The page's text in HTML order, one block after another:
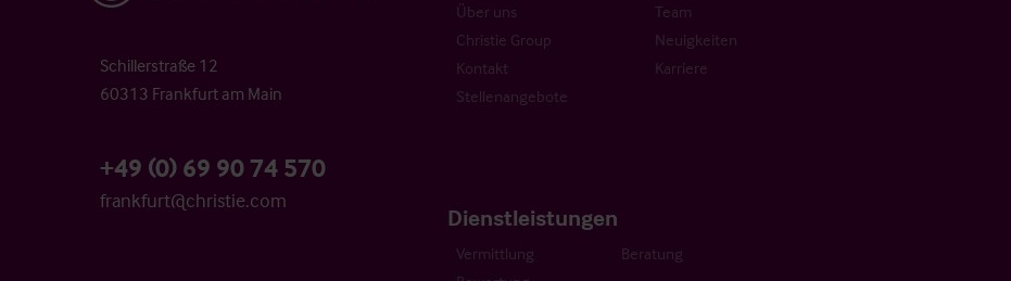
Schillerstraße 12
60313 Frankfurt am Main
+49 (0) 69 90 74 570
frankfurt@christie.com
Über uns
Team
Christie Group
Neuigkeiten
Kontakt
Karriere
Stellenangebote
Dienstleistungen
Vermittlung
Beratung